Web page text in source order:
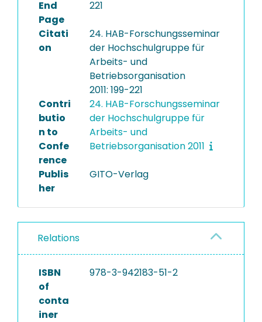
End
Page
221
Citati
on
24. HAB-Forschungsseminar
der Hochschulgruppe für
Arbeits- und
Betriebsorganisation
2011: 199-221
Contri
butio
n to
Confe
rence
24. HAB-Forschungsseminar
der Hochschulgruppe für
Arbeits- und
Betriebsorganisation 2011
Publis
her
GITO-Verlag
Relations
ISBN
of
conta
iner
978-3-942183-51-2